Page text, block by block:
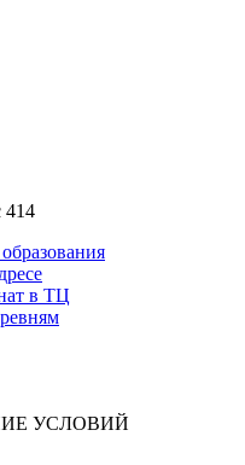
414
в ТЦ
УСЛОВИЙ